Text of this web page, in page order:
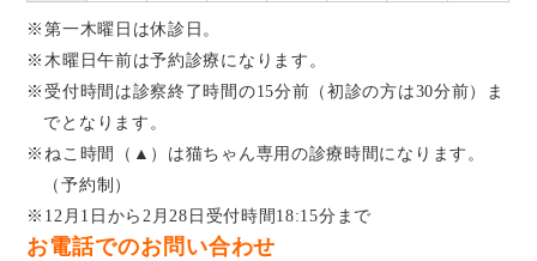
※第一木曜日は休診日。
※木曜日午前は予約診療になります。
※受付時間は診察終了時間の15分前（初診の方は30分前）ま
でとなります。
※ねこ時間（▲）は猫ちゃん専用の診療時間になります。
（予約制）
※12月1日から2月28日受付時間18:15分まで
お電話でのお問い合わせ